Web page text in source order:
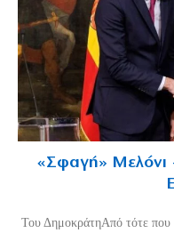
«Σφαγή» Μελόνι
Του ΔημοκράτηΑπό τότε που